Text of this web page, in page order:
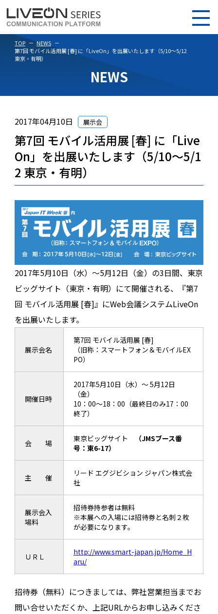
TOP
NEWS
第7回 モバイル活用展 [春] に「LiveOn」を出展いたします（5/10～5/12
東京・有明）
NEWS
2017年04月10日 展示会
第7回 モバイル活用展 [春] に「Live
On」を出展いたします（5/10～5/1
2 東京・有明）
2017年5月10日（水）～5月12日（金）の3日間、東京
ビッグサイト（東京・有明）にて開催される、『第7
回 モバイル活用展 [春]』にWeb会議システムLiveOn
を出展いたします。
展示会名
第7回 モバイル活用展 [春]
（旧称：スマートフォン＆モバイルEX
PO）
開催日時
2017年5月10日（水）～ 5月12日
（金）
10：00～18：00（最終日のみ17：00
終了）
会 場 東京ビッグサイト
（JMSブース番
号：東6-17）
主 催
リード エグジビション ジャパン株式会
社
展示会入
場料
招待券持参者は無料
※本展への入場には招待券と名刺２枚
が必要になります。
ＵＲＬ
http://www.smart-japan.jp/Home_H
aru/
招待券（無料）につきましては、弊社営業担当までお
問い合せいただくか、上記URLからお申し込みくださ